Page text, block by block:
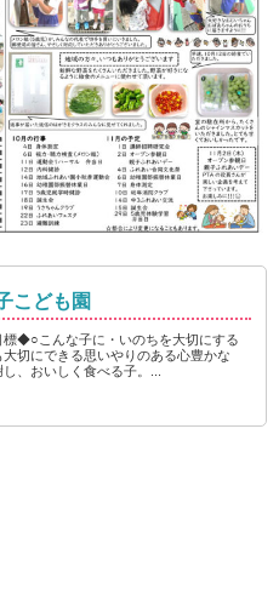
こども園
◆○こんな子に・いのちを大切にする
切にできる思いやりのある心豊かな
、おいしく食べる子。...